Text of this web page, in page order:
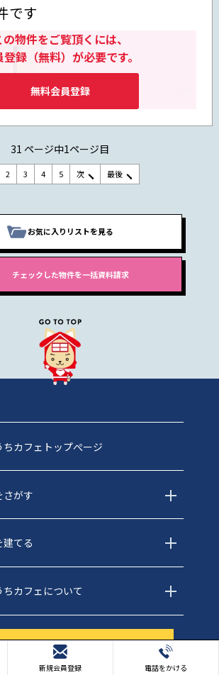
です
の物件をご覧頂くには、
登録（無料）が必要です。
無料会員登録
31 ページ中1ページ目
2 3 4 5 次 最後
お気に入りリストを見る
ちカフェトップぺージ
さがす
建てる
ちカフェについて
会員登録はこちら
新規会員登録 電話をかける